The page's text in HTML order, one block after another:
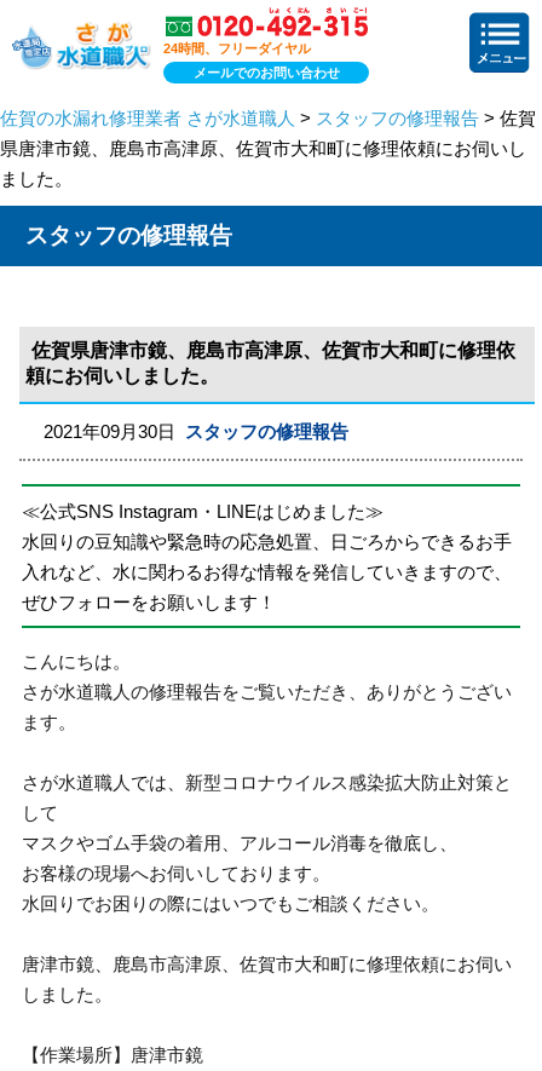
24時間、フリーダイヤル
メールでのお問い合わせ
佐賀の水漏れ修理業者 さが水道職人 > スタッフの修理報告 > 佐賀
県唐津市鏡、鹿島市高津原、佐賀市大和町に修理依頼にお伺いし
ました。
スタッフの修理報告
佐賀県唐津市鏡、鹿島市高津原、佐賀市大和町に修理依
頼にお伺いしました。
2021年09月30日 スタッフの修理報告
≪公式SNS Instagram・LINEはじめました≫
水回りの豆知識や緊急時の応急処置、日ごろからできるお手
入れなど、水に関わるお得な情報を発信していきますので、
ぜひフォローをお願いします！
こんにちは。
さが水道職人の修理報告をご覧いただき、ありがとうござい
ます。
さが水道職人では、新型コロナウイルス感染拡大防止対策と
して
マスクやゴム手袋の着用、アルコール消毒を徹底し、
お客様の現場へお伺いしております。
水回りでお困りの際にはいつでもご相談ください。
唐津市鏡、鹿島市高津原、佐賀市大和町に修理依頼にお伺い
しました。
【作業場所】唐津市鏡